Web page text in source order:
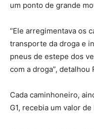
um ponto de grande
“Ele arregimentava os
transporte da droga e
pneus de estepe dos
com a droga”, detalhou
Cada caminhoneiro,
G1, recebia um valor